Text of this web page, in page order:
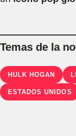
Temas de la
HULK HOGAN
ESTADOS UNIDOS